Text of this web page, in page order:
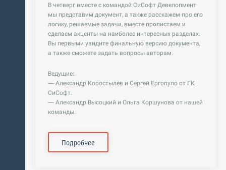
В четверг вместе с командой СиСофт Девелопмент
мы представим документ, а также расскажем про его
логику, решаемые задачи, вместе пролистаем и
сделаем акценты на наиболее интересных разделах.
Вы первыми увидите финальную версию документа,
а также сможете задать вопросы авторам.
Ведущие:
— Александр Коростылев и Сергей Ергопуло от ГК
СиСофт.
— Александр Высоцкий и Ольга Коршунова от нашей
команды.
Подробнее